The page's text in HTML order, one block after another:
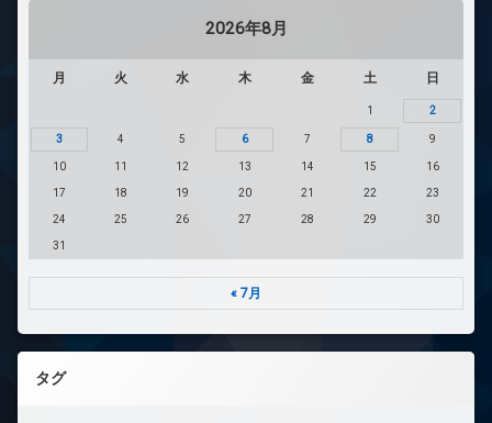
2026年8月
月 火 水 木 金 土 日
1 2
3 4 5 6 7 8 9
10 11 12 13 14 15 16
17 18 19 20 21 22 23
24 25 26 27 28 29 30
31
« 7月
タグ